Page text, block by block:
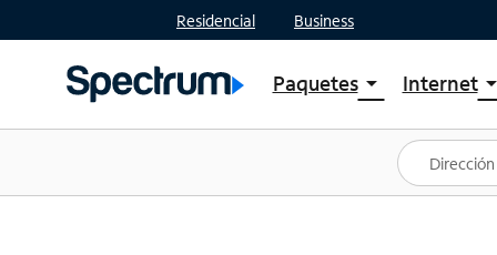
Residencial Business
Paquetesarrow_drop_down
Ver paquetes
Spectrum One
Mejores ofertas
Internetarrow_drop_down
Planes